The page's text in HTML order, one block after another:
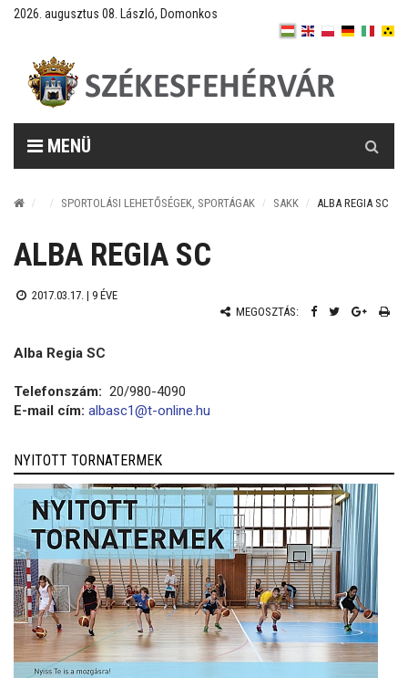
2026. augusztus 08. László, Domonkos
MENÜ
SPORTOLÁSI LEHETŐSÉGEK, SPORTÁGAK SAKK ALBA REGIA SC
ALBA REGIA SC
2017.03.17. | 9 ÉVE
MEGOSZTÁS:
Alba Regia SC
Telefonszám: 20/980-4090
E-mail cím: albasc1@t-online.hu
NYITOTT TORNATERMEK